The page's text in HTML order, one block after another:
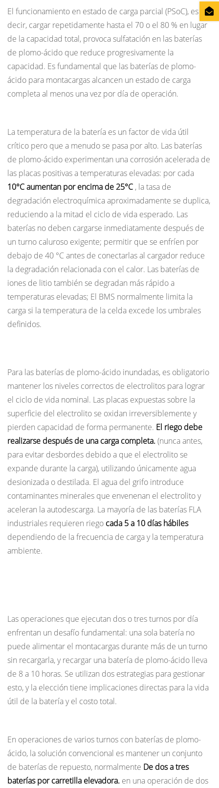
El funcionamiento en estado de carga parcial (PSoC), es
decir, cargar repetidamente hasta el 70 o el 80 % en lugar
de la capacidad total, provoca sulfatación en las baterías
de plomo-ácido que reduce progresivamente la
capacidad. Es fundamental que las baterías de plomo-
ácido para montacargas alcancen un estado de carga
completa al menos una vez por día de operación.
La temperatura de la batería es un factor de vida útil
crítico pero que a menudo se pasa por alto. Las baterías
de plomo-ácido experimentan una corrosión acelerada de
las placas positivas a temperaturas elevadas: por cada
10°C aumentan por encima de 25°C , la tasa de
degradación electroquímica aproximadamente se duplica,
reduciendo a la mitad el ciclo de vida esperado. Las
baterías no deben cargarse inmediatamente después de
un turno caluroso exigente; permitir que se enfríen por
debajo de 40 °C antes de conectarlas al cargador reduce
la degradación relacionada con el calor. Las baterías de
iones de litio también se degradan más rápido a
temperaturas elevadas; El BMS normalmente limita la
carga si la temperatura de la celda excede los umbrales
definidos.
Para las baterías de plomo-ácido inundadas, es obligatorio
mantener los niveles correctos de electrolitos para lograr
el ciclo de vida nominal. Las placas expuestas sobre la
superficie del electrolito se oxidan irreversiblemente y
pierden capacidad de forma permanente. El riego debe
realizarse después de una carga completa.(nunca antes,
para evitar desbordes debido a que el electrolito se
expande durante la carga), utilizando únicamente agua
desionizada o destilada. El agua del grifo introduce
contaminantes minerales que envenenan el electrolito y
aceleran la autodescarga. La mayoría de las baterías FLA
industriales requieren riego cada 5 a 10 días hábiles
dependiendo de la frecuencia de carga y la temperatura
ambiente.
Las operaciones que ejecutan dos o tres turnos por día
enfrentan un desafío fundamental: una sola batería no
puede alimentar el montacargas durante más de un turno
sin recargarla, y recargar una batería de plomo-ácido lleva
de 8 a 10 horas. Se utilizan dos estrategias para gestionar
esto, y la elección tiene implicaciones directas para la vida
útil de la batería y el costo total.
En operaciones de varios turnos con baterías de plomo-
ácido, la solución convencional es mantener un conjunto
de baterías de repuesto, normalmente De dos a tres
baterías por carretilla elevadora. en una operación de dos